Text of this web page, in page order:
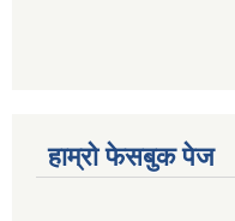
हाम्रो फेसबुक पेज